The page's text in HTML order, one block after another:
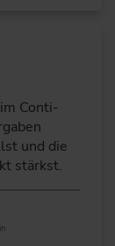
Conti-
und die
stärkst.